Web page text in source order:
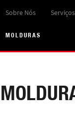
Sobre Nós Serviços
MOLDURAS